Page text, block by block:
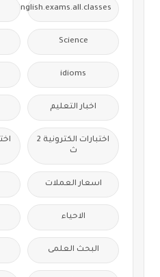
Free.English.exams.all.classes
Science
idioms
اخبار التعليم
اختبارات الكترونية 2
ث
اسعار العملات
الاحياء
البحث العلمى